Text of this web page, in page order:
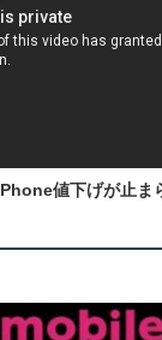
値下げが止ま